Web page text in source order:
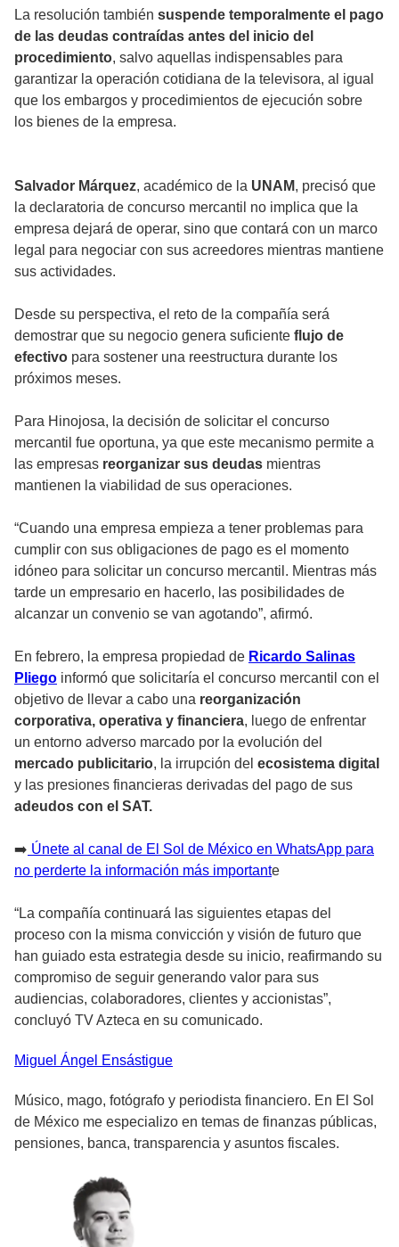
La resolución también suspende temporalmente el pago
de las deudas contraídas antes del inicio del
procedimiento, salvo aquellas indispensables para
garantizar la operación cotidiana de la televisora, al igual
que los embargos y procedimientos de ejecución sobre
los bienes de la empresa.
Salvador Márquez, académico de la UNAM, precisó que
la declaratoria de concurso mercantil no implica que la
empresa dejará de operar, sino que contará con un marco
legal para negociar con sus acreedores mientras mantiene
sus actividades.
Desde su perspectiva, el reto de la compañía será
demostrar que su negocio genera suficiente flujo de
efectivo para sostener una reestructura durante los
próximos meses.
Para Hinojosa, la decisión de solicitar el concurso
mercantil fue oportuna, ya que este mecanismo permite a
las empresas reorganizar sus deudas mientras
mantienen la viabilidad de sus operaciones.
“Cuando una empresa empieza a tener problemas para
cumplir con sus obligaciones de pago es el momento
idóneo para solicitar un concurso mercantil. Mientras más
tarde un empresario en hacerlo, las posibilidades de
alcanzar un convenio se van agotando”, afirmó.
En febrero, la empresa propiedad de Ricardo Salinas
Pliego informó que solicitaría el concurso mercantil con el
objetivo de llevar a cabo una reorganización
corporativa, operativa y financiera, luego de enfrentar
un entorno adverso marcado por la evolución del
mercado publicitario, la irrupción del ecosistema digital
y las presiones financieras derivadas del pago de sus
adeudos con el SAT.
➡️ Únete al canal de El Sol de México en WhatsApp para
no perderte la información más importante
“La compañía continuará las siguientes etapas del
proceso con la misma convicción y visión de futuro que
han guiado esta estrategia desde su inicio, reafirmando su
compromiso de seguir generando valor para sus
audiencias, colaboradores, clientes y accionistas”,
concluyó TV Azteca en su comunicado.
Miguel Ángel Ensástigue
Músico, mago, fotógrafo y periodista financiero. En El Sol
de México me especializo en temas de finanzas públicas,
pensiones, banca, transparencia y asuntos fiscales.